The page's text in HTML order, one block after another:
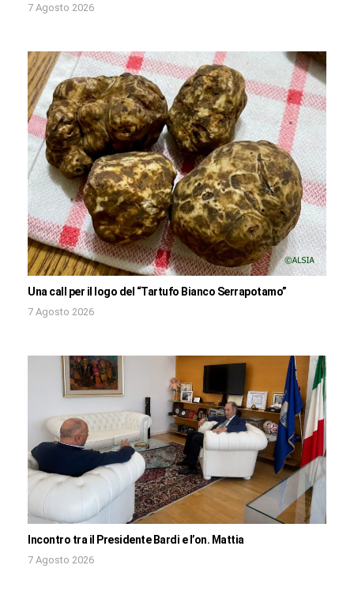
7 Agosto 2026
Una call per il logo del “Tartufo Bianco Serrapotamo”
7 Agosto 2026
Incontro tra il Presidente Bardi e l’on. Mattia
7 Agosto 2026